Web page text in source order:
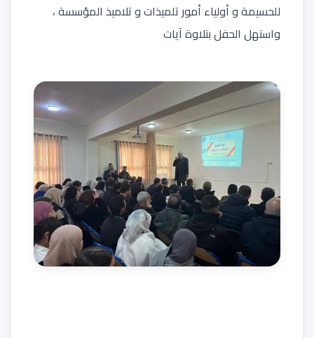
للحسيمة و أولياء أمور تلميذات و تلاميذ المؤسسة ،
واستهل الحفل بتلاوة آيات